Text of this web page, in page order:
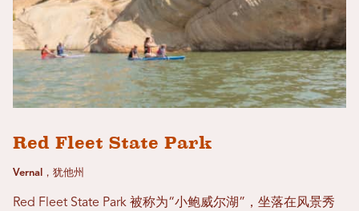
Red Fleet State Park
Vernal，犹他州
Red Fleet State Park 被称为“小鲍威尔湖”，坐落在风景秀